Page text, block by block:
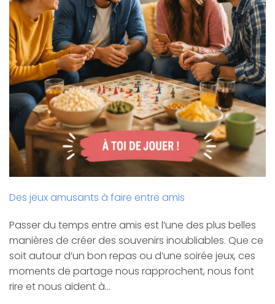
Des jeux amusants à faire entre amis
Passer du temps entre amis est l’une des plus belles
manières de créer des souvenirs inoubliables. Que ce
soit autour d’un bon repas ou d’une soirée jeux, ces
moments de partage nous rapprochent, nous font
rire et nous aident à…